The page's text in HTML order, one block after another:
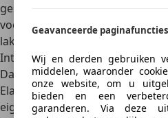
gemakkelijk vanuit de cockpit
voor bijzondere accenten
lakafwerkingen benadrukken dit
Interieur
Dankzij de kleine carrosserie
Elan vrij overzichtelijk. De
eigenlijk beter. De twee
Geavanceerde paginafuncties
Wij en derden gebruiken
middelen, waaronder
onze website, om u
bieden en een
garanderen. Via deze